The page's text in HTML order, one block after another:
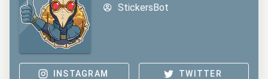
StickersBot
INSTAGRAM TWITTER